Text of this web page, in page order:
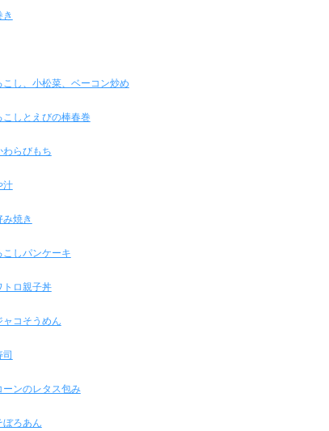
き
こし、小松菜、ベーコン炒め
こしとえびの棒春巻
わらびもち
汁
み焼き
こしパンケーキ
トロ親子丼
ャコそうめん
ーンのレタス包み
ぼろあん